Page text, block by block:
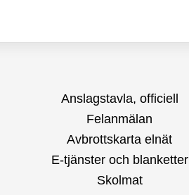
Anslagstavla, officiell
Felanmälan
Avbrottskarta elnät
E-tjänster och blanketter
Skolmat